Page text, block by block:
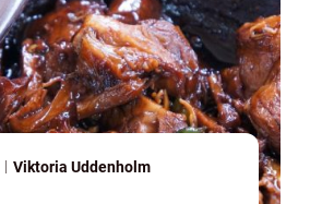
Viktoria Uddenholm